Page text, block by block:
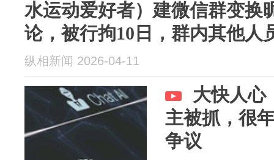
水运动爱好者）建微信群变换
论，被行拘10日，群内其他人
纵相新闻 2026-04-11
大快人心
主被抓，很
争议